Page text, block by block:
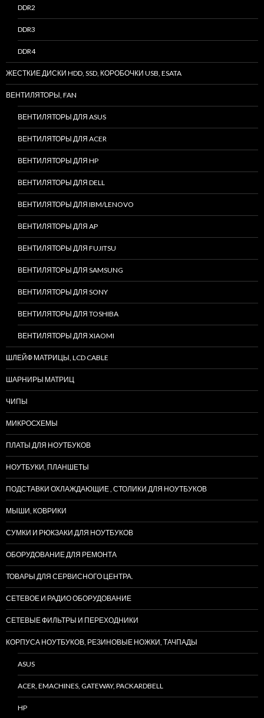
DDR2
DDR3
DDR4
ЖЕСТКИЕ ДИСКИ HDD, SSD, КОРОБОЧКИ USB, ESATA
ВЕНТИЛЯТОРЫ, FAN
ВЕНТИЛЯТОРЫ ДЛЯ ASUS
ВЕНТИЛЯТОРЫ ДЛЯ ACER
ВЕНТИЛЯТОРЫ ДЛЯ HP
ВЕНТИЛЯТОРЫ ДЛЯ DELL
ВЕНТИЛЯТОРЫ ДЛЯ IBM/LENOVO
ВЕНТИЛЯТОРЫ ДЛЯ AP
ВЕНТИЛЯТОРЫ ДЛЯ FUJITSU
ВЕНТИЛЯТОРЫ ДЛЯ SAMSUNG
ВЕНТИЛЯТОРЫ ДЛЯ SONY
ВЕНТИЛЯТОРЫ ДЛЯ TOSHIBA
ВЕНТИЛЯТОРЫ ДЛЯ XIAOMI
ШЛЕЙФ МАТРИЦЫ, LCD CABLE
ШАРНИРЫ МАТРИЦ
ЧИПЫ
МИКРОСХЕМЫ
ПЛАТЫ ДЛЯ НОУТБУКОВ
НОУТБУКИ, ПЛАНШЕТЫ
ПОДСТАВКИ ОХЛАЖДАЮЩИЕ , СТОЛИКИ ДЛЯ НОУТБУКОВ
МЫШИ, КОВРИКИ
СУМКИ И РЮКЗАКИ ДЛЯ НОУТБУКОВ
ОБОРУДОВАНИЕ ДЛЯ РЕМОНТА
ТОВАРЫ ДЛЯ СЕРВИСНОГО ЦЕНТРА.
СЕТЕВОЕ И РАДИО ОБОРУДОВАНИЕ
СЕТЕВЫЕ ФИЛЬТРЫ И ПЕРЕХОДНИКИ
КОРПУСА НОУТБУКОВ, РЕЗИНОВЫЕ НОЖКИ, ТАЧПАДЫ
ASUS
ACER, EMACHINES, GATEWAY, PACKARDBELL
HP